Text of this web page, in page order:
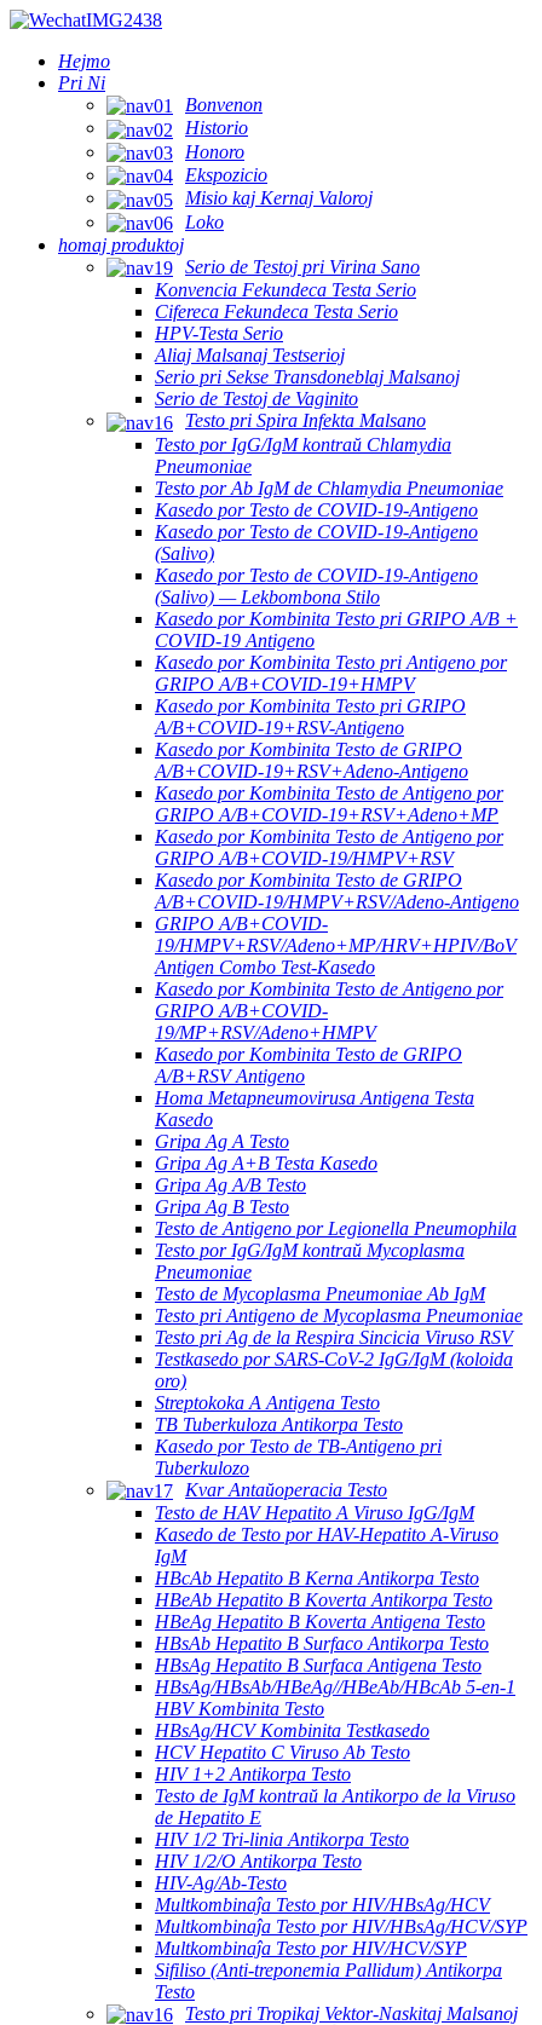
Hejmo
Pri Ni
Bonvenon
Historio
Honoro
Ekspozicio
Misio kaj Kernaj Valoroj
Loko
homaj produktoj
Serio de Testoj pri Virina Sano
Konvencia Fekundeca Testa Serio
Cifereca Fekundeca Testa Serio
HPV-Testa Serio
Aliaj Malsanaj Testserioj
Serio pri Sekse Transdoneblaj Malsanoj
Serio de Testoj de Vaginito
Testo pri Spira Infekta Malsano
Testo por IgG/IgM kontraŭ Chlamydia
Pneumoniae
Testo por Ab IgM de Chlamydia Pneumoniae
Kasedo por Testo de COVID-19-Antigeno
Kasedo por Testo de COVID-19-Antigeno
(Salivo)
Kasedo por Testo de COVID-19-Antigeno
(Salivo) — Lekbombona Stilo
Kasedo por Kombinita Testo pri GRIPO A/B +
COVID-19 Antigeno
Kasedo por Kombinita Testo pri Antigeno por
GRIPO A/B+COVID-19+HMPV
Kasedo por Kombinita Testo pri GRIPO
A/B+COVID-19+RSV-Antigeno
Kasedo por Kombinita Testo de GRIPO
A/B+COVID-19+RSV+Adeno-Antigeno
Kasedo por Kombinita Testo de Antigeno por
GRIPO A/B+COVID-19+RSV+Adeno+MP
Kasedo por Kombinita Testo de Antigeno por
GRIPO A/B+COVID-19/HMPV+RSV
Kasedo por Kombinita Testo de GRIPO
A/B+COVID-19/HMPV+RSV/Adeno-Antigeno
GRIPO A/B+COVID-
19/HMPV+RSV/Adeno+MP/HRV+HPIV/BoV
Antigen Combo Test-Kasedo
Kasedo por Kombinita Testo de Antigeno por
GRIPO A/B+COVID-
19/MP+RSV/Adeno+HMPV
Kasedo por Kombinita Testo de GRIPO
A/B+RSV Antigeno
Homa Metapneumovirusa Antigena Testa
Kasedo
Gripa Ag A Testo
Gripa Ag A+B Testa Kasedo
Gripa Ag A/B Testo
Gripa Ag B Testo
Testo de Antigeno por Legionella Pneumophila
Testo por IgG/IgM kontraŭ Mycoplasma
Pneumoniae
Testo de Mycoplasma Pneumoniae Ab IgM
Testo pri Antigeno de Mycoplasma Pneumoniae
Testo pri Ag de la Respira Sincicia Viruso RSV
Testkasedo por SARS-CoV-2 IgG/IgM (koloida
oro)
Streptokoka A Antigena Testo
TB Tuberkuloza Antikorpa Testo
Kasedo por Testo de TB-Antigeno pri
Tuberkulozo
Kvar Antaŭoperacia Testo
Testo de HAV Hepatito A Viruso IgG/IgM
Kasedo de Testo por HAV-Hepatito A-Viruso
IgM
HBcAb Hepatito B Kerna Antikorpa Testo
HBeAb Hepatito B Koverta Antikorpa Testo
HBeAg Hepatito B Koverta Antigena Testo
HBsAb Hepatito B Surfaco Antikorpa Testo
HBsAg Hepatito B Surfaca Antigena Testo
HBsAg/HBsAb/HBeAg//HBeAb/HBcAb 5-en-1
HBV Kombinita Testo
HBsAg/HCV Kombinita Testkasedo
HCV Hepatito C Viruso Ab Testo
HIV 1+2 Antikorpa Testo
Testo de IgM kontraŭ la Antikorpo de la Viruso
de Hepatito E
HIV 1/2 Tri-linia Antikorpa Testo
HIV 1/2/O Antikorpa Testo
HIV-Ag/Ab-Testo
Multkombinaĵa Testo por HIV/HBsAg/HCV
Multkombinaĵa Testo por HIV/HBsAg/HCV/SYP
Multkombinaĵa Testo por HIV/HCV/SYP
Sifiliso (Anti-treponemia Pallidum) Antikorpa
Testo
Testo pri Tropikaj Vektor-Naskitaj Malsanoj